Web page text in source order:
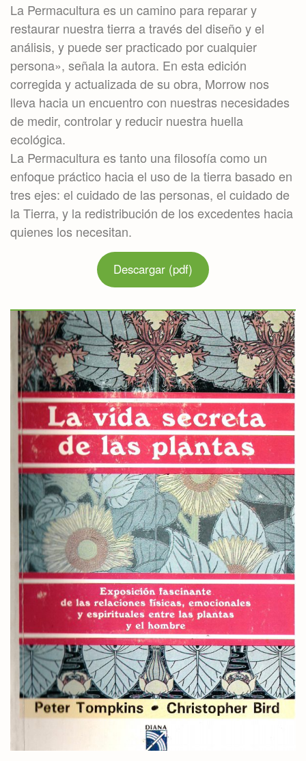
La Permacultura es un camino para reparar y
restaurar nuestra tierra a través del diseño y el
análisis, y puede ser practicado por cualquier
persona», señala la autora. En esta edición
corregida y actualizada de su obra, Morrow nos
lleva hacia un encuentro con nuestras necesidades
de medir, controlar y reducir nuestra huella
ecológica.
La Permacultura es tanto una filosofía como un
enfoque práctico hacia el uso de la tierra basado en
tres ejes: el cuidado de las personas, el cuidado de
la Tierra, y la redistribución de los excedentes hacia
quienes los necesitan.
Descargar (pdf)